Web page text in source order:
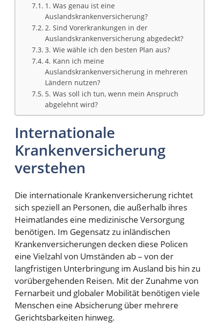
1. Was genau ist eine
Auslandskrankenversicherung?
2. Sind Vorerkrankungen in der
Auslandskrankenversicherung abgedeckt?
3. Wie wähle ich den besten Plan aus?
4. Kann ich meine
Auslandskrankenversicherung in mehreren
Ländern nutzen?
5. Was soll ich tun, wenn mein Anspruch
abgelehnt wird?
Internationale
Krankenversicherung
verstehen
Die internationale Krankenversicherung richtet
sich speziell an Personen, die außerhalb ihres
Heimatlandes eine medizinische Versorgung
benötigen. Im Gegensatz zu inländischen
Krankenversicherungen decken diese Policen
eine Vielzahl von Umständen ab – von der
langfristigen Unterbringung im Ausland bis hin zu
vorübergehenden Reisen. Mit der Zunahme von
Fernarbeit und globaler Mobilität benötigen viele
Menschen eine Absicherung über mehrere
Gerichtsbarkeiten hinweg.